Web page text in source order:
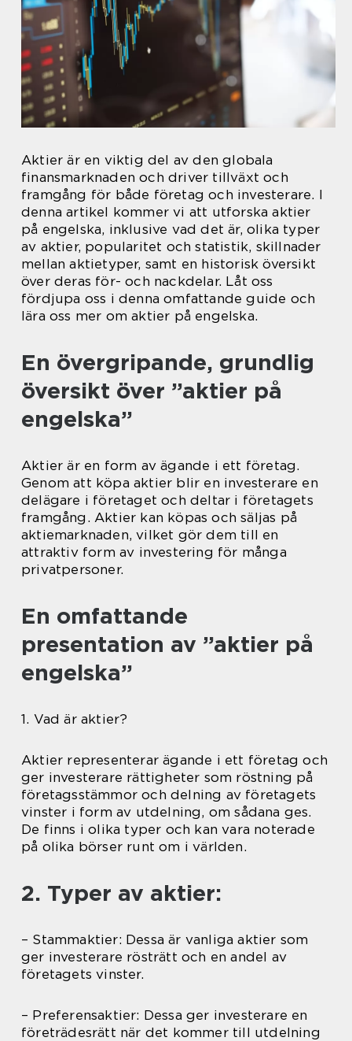
Aktier är en viktig del av den globala
finansmarknaden och driver tillväxt och
framgång för både företag och investerare. I
denna artikel kommer vi att utforska aktier
på engelska, inklusive vad det är, olika typer
av aktier, popularitet och statistik, skillnader
mellan aktietyper, samt en historisk översikt
över deras för- och nackdelar. Låt oss
fördjupa oss i denna omfattande guide och
lära oss mer om aktier på engelska.
En övergripande, grundlig
översikt över ”aktier på
engelska”
Aktier är en form av ägande i ett företag.
Genom att köpa aktier blir en investerare en
delägare i företaget och deltar i företagets
framgång. Aktier kan köpas och säljas på
aktiemarknaden, vilket gör dem till en
attraktiv form av investering för många
privatpersoner.
En omfattande
presentation av ”aktier på
engelska”
1. Vad är aktier?
Aktier representerar ägande i ett företag och
ger investerare rättigheter som röstning på
företagsstämmor och delning av företagets
vinster i form av utdelning, om sådana ges.
De finns i olika typer och kan vara noterade
på olika börser runt om i världen.
2. Typer av aktier:
– Stammaktier: Dessa är vanliga aktier som
ger investerare rösträtt och en andel av
företagets vinster.
– Preferensaktier: Dessa ger investerare en
företrädesrätt när det kommer till utdelning